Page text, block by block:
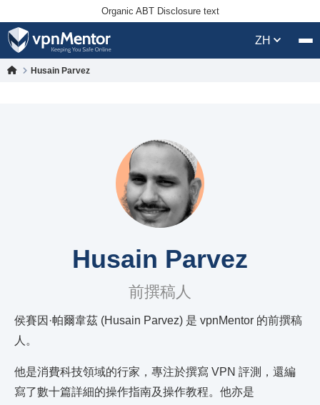
Organic ABT Disclosure text
ZH
Husain Parvez
Husain Parvez
前撰稿人
侯賽因·帕爾韋茲 (Husain Parvez) 是 vpnMentor 的前撰稿
人。
他是消費科技領域的行家，專注於撰寫 VPN 評測，還編
寫了數十篇詳細的操作指南及操作教程。他亦是